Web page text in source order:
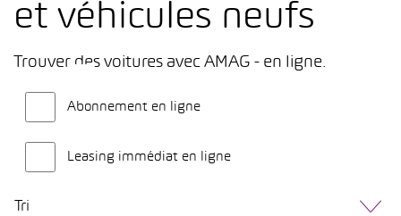
et véhicules neufs
Trouver des voitures avec AMAG - en ligne.
Abonnement en ligne
Leasing immédiat en ligne
Tri